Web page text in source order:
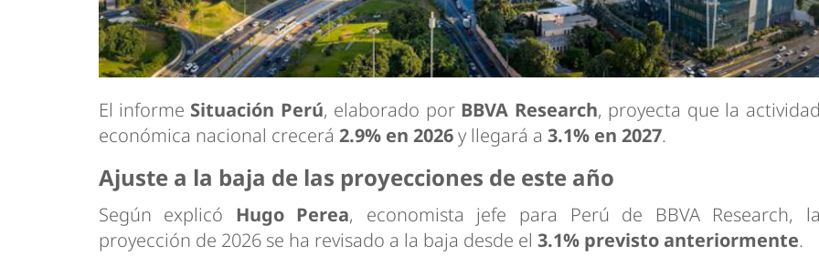
El informe Situación Perú, elaborado por BBVA Research, proyecta que la
económica nacional crecerá 2.9% en 2026y llegará a 3.1% en 2027.
Ajuste a la baja de las proyecciones de este año
Según explicó Hugo Perea, economista jefe para Perú de BBVA Research,
proyección de 2026 se ha revisado a la baja desde el 3.1% previsto anteriormente.